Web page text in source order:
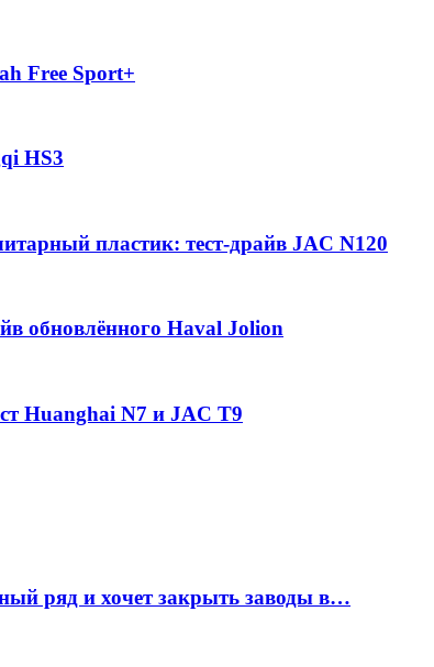
Free Sport+
HS3
пластик: тест-драйв JAC N120
обновлённого Haval Jolion
Huanghai N7 и JAC T9
ряд и хочет закрыть заводы в…